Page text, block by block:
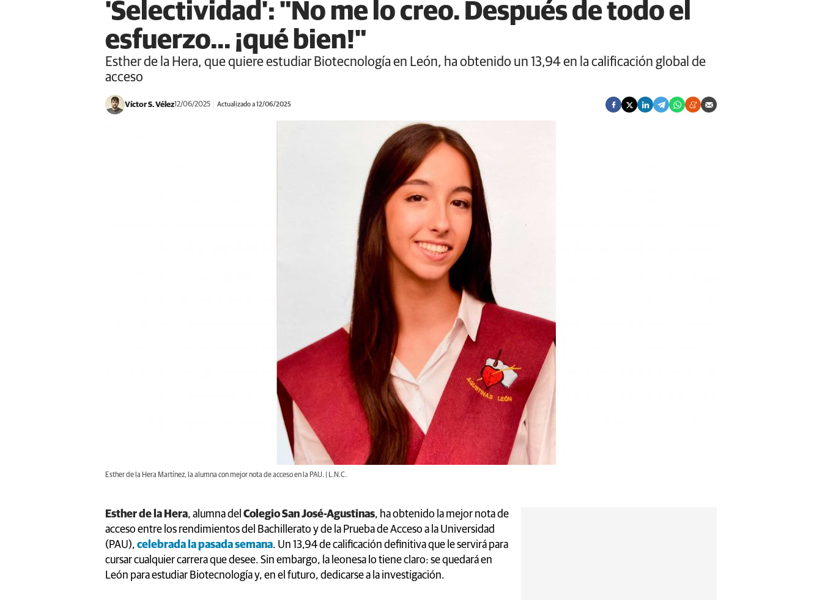
'Selectividad': "No me lo creo. Después de todo el
esfuerzo... ¡qué bien!"
Esther de la Hera, que quiere estudiar Biotecnología en León, ha obtenido un 13,94 en la calificación global de
acceso
Víctor S. Vélez12/06/2025 Actualizado a 12/06/2025
Esther de la Hera Martínez, la alumna con mejor nota de acceso en la PAU. | L.N.C.
Esther de la Hera, alumna del Colegio San José-Agustinas, ha obtenido la mejor nota de
acceso entre los rendimientos del Bachillerato y de la Prueba de Acceso a la Universidad
(PAU), celebrada la pasada semana. Un 13,94 de calificación definitiva que le servirá para
cursar cualquier carrera que desee. Sin embargo, la leonesa lo tiene claro: se quedará en
León para estudiar Biotecnología y, en el futuro, dedicarse a la investigación.